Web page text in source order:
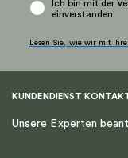
Ich bin mit der
einverstanden.
Lesen Sie, wie wir mit
KUNDENDIENST
Unsere Experten